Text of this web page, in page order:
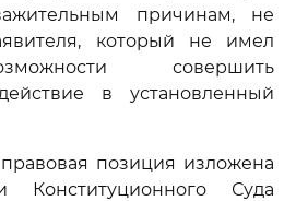
причинам, не
который не имел
совершить
в установленный
позиция изложена
Конституционного Суда